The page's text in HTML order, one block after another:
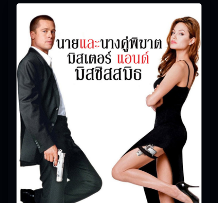
🎯 Staff Pick: Mr. & Mrs. Smith (2005) มิสเตอร์แอนด์
มิสซิสสมิธ นายและนางคู่พิฆาต หนังใหม่ชนโรงที่ทีม
งานเลือกให้คุณแล้ว
🎥อัปเดตโดยทีมงาน Free Movie 24— ตรวจสอบล่าสุด:
06/06/2026 |
เกี่ยวกับเรา